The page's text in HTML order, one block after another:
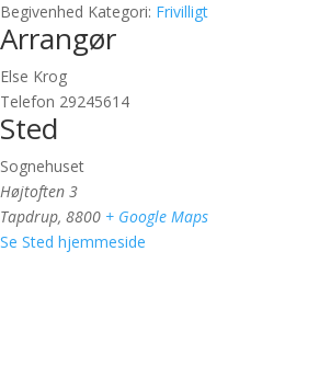
Begivenhed Kategori: Frivilligt
Arrangør
Else Krog
Telefon 29245614
Sted
Sognehuset
Højtoften 3
Tapdrup, 8800 + Google Maps
Se Sted hjemmeside